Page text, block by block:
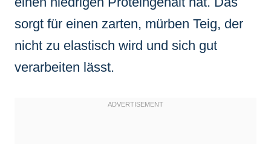
sorgt für einen zarten, mürben Teig, der
nicht zu elastisch wird und sich gut
verarbeiten lässt.